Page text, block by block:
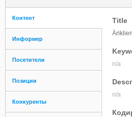
Контент
Информер
Посетители
Позиции
Конкуренты
Title
n/a
n/a